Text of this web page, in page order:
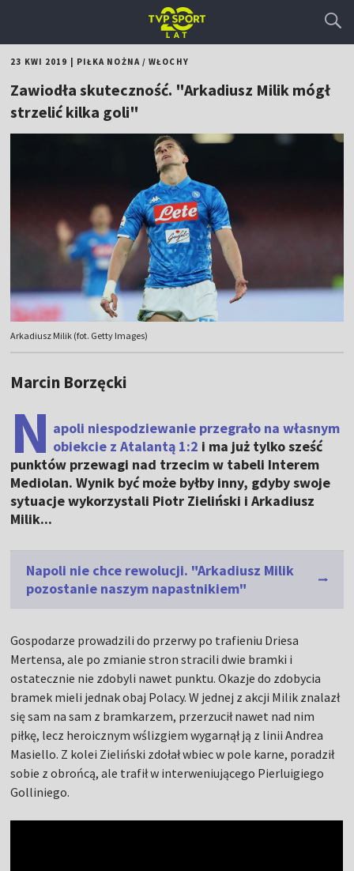
23 KWI 2019 PIŁKA NOŻNA/WŁOCHY
Zawiodła skuteczność. "Arkadiusz Milik mógł
strzelić kilka goli"
Arkadiusz Milik (fot. Getty Images)
Marcin Borzęcki
N apoli niespodziewanie przegrało na własnym
obiekcie z Atalantą 1:2 i ma już tylko sześć
punktów przewagi nad trzecim w tabeli Interem
Mediolan. Wynik być może byłby inny, gdyby swoje
sytuacje wykorzystali Piotr Zieliński i Arkadiusz
Milik...
Napoli nie chce rewolucji. "Arkadiusz Milik
pozostanie naszym napastnikiem"
Gospodarze prowadzili do przerwy po trafieniu Driesa
Mertensa, ale po zmianie stron stracili dwie bramki i
ostatecznie nie zdobyli nawet punktu. Okazje do zdobycia
bramek mieli jednak obaj Polacy. W jednej z akcji Milik znalazł
się sam na sam z bramkarzem, przerzucił nawet nad nim
piłkę, lecz heroicznym wślizgiem wygarnął ją z linii Andrea
Masiello. Z kolei Zieliński zdołał wbiec w pole karne, poradził
sobie z obrońcą, ale trafił w interweniującego Pierluigiego
Golliniego.